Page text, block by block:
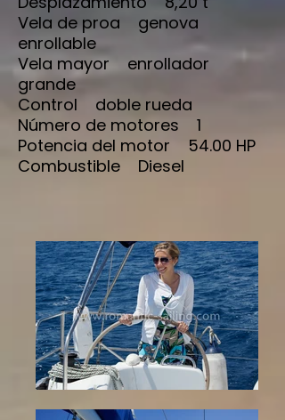
Vela de proa genova
enrollable
Vela mayor enrollador
grande
Control doble rueda
Número de motores 1
Potencia del motor 54.00 HP
Combustible Diesel